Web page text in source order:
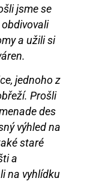
jsme se
a užili si
jednoho z
Prošli
des
výhled na
staré
a
na vyhlídku